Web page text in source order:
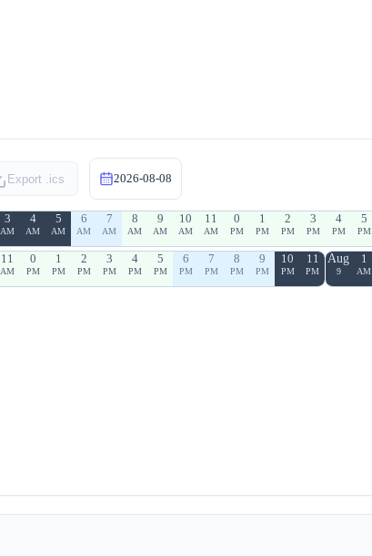
Export .ics 2026-08-08
3
AM
4
AM
5
AM
6
AM
7
AM
8
AM
9
AM
10
AM
11
AM
0
PM
1
PM
2
PM
3
PM
4
PM
5
PM
11
AM
0
PM
1
PM
2
PM
3
PM
4
PM
5
PM
6
PM
7
PM
8
PM
9
PM
10
PM
11
PM
Aug
9
1
AM